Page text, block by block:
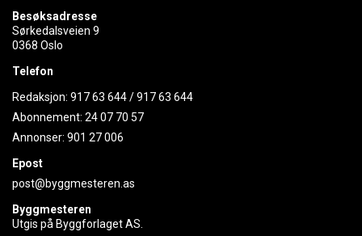
Besøksadresse
Sørkedalsveien 9
0368 Oslo
Telefon
Redaksjon: 917 63 644/917 63 644
Abonnement: 24 07 70 57
Annonser: 901 27 006
Epost
post@byggmesteren.as
Byggmesteren
Utgis på Byggforlaget AS.